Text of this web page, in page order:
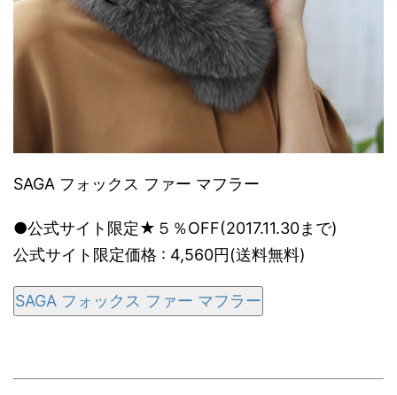
SAGA フォックス ファー マフラー
●公式サイト限定★５％OFF(2017.11.30まで)
公式サイト限定価格 : 4,560円(送料無料)
SAGA フォックス ファー マフラー